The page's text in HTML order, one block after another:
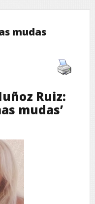
mudas
Ruiz:
mudas’